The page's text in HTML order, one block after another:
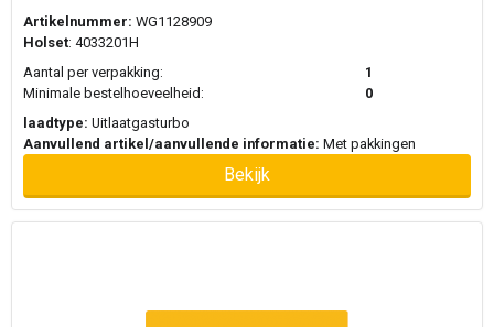
Artikelnummer: WG1128909
Holset: 4033201H
Aantal per verpakking:
1
Minimale bestelhoeveelheid:
0
laadtype: Uitlaatgasturbo
Aanvullend artikel/aanvullende informatie: Met pakkingen
Bekijk